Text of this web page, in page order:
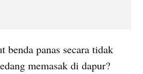
benda panas secara tidak
memasak di dapur?